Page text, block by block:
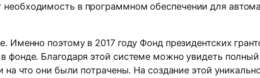
в программном обеспечении для
Именно поэтому в 2017 году Фонд президентских
фонде. Благодаря этой системе можно увидеть
на что они были потрачены. На создание этой